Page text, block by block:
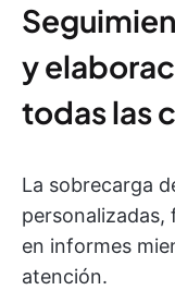
y
todas las
La sobrecarga
en informes
atención.